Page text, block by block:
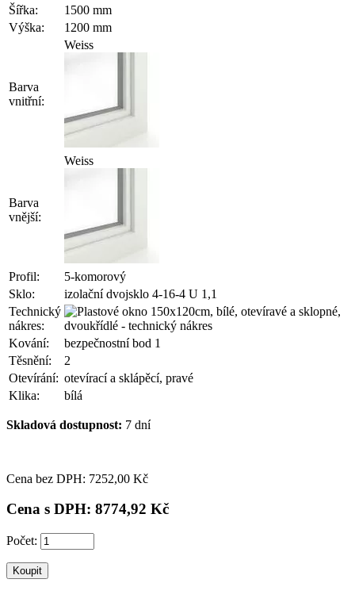
Šířka:
1500 mm
Výška:
1200 mm
Barva
vnitřní:
Weiss
Barva
vnější:
Weiss
Profil:
5-komorový
Sklo:
izolační dvojsklo 4-16-4 U 1,1
Technický
nákres:
Kování:
bezpečnostní bod 1
Těsnění:
2
Otevírání: otevírací a sklápěcí, pravé
Klika:
bílá
Skladová dostupnost: 7 dní
Cena bez DPH: 7252,00 Kč
Cena s DPH: 8774,92 Kč
Počet: